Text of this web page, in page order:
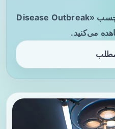
تازه‌ترین مطالب مرتبط با برچسب «Disease Outbreak